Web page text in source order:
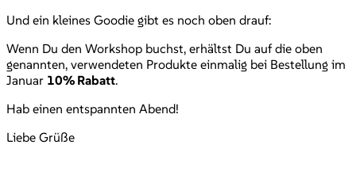
Und ein kleines Goodie gibt es noch oben drauf:
Wenn Du den Workshop buchst, erhältst Du auf die oben
genannten, verwendeten Produkte einmalig bei Bestellung im
Januar 10% Rabatt.
Hab einen entspannten Abend!
Liebe Grüße